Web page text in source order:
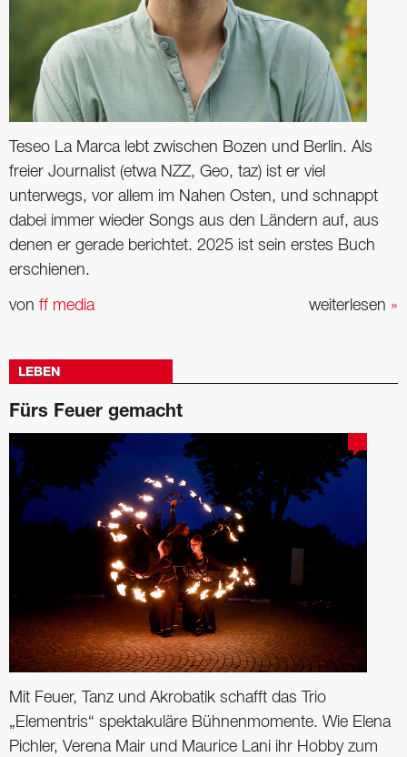
Teseo La Marca lebt zwischen Bozen und Berlin. Als
freier Journalist (etwa NZZ, Geo, taz) ist er viel
unterwegs, vor allem im Nahen Osten, und schnappt
dabei immer wieder Songs aus den Ländern auf, aus
denen er gerade berichtet. 2025 ist sein erstes Buch
erschienen.
weiterlesen »
von ff media
LEBEN
Fürs Feuer gemacht
Mit Feuer, Tanz und Akrobatik schafft das Trio
„Elementris“ spektakuläre Bühnenmomente. Wie Elena
Pichler, Verena Mair und Maurice Lani ihr Hobby zum